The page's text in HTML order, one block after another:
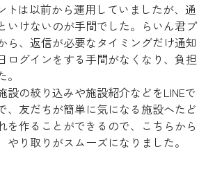
トは以前から運用していましたが、通
いけないのが手間でした。らいん君プ
ら、返信が必要なタイミングだけ通知
ログインをする手間がなくなり、負担
設の絞り込みや施設紹介などをLINEで
、友だちが簡単に気になる施設へたど
を作ることができるので、こちらから
やり取りがスムーズになりました。